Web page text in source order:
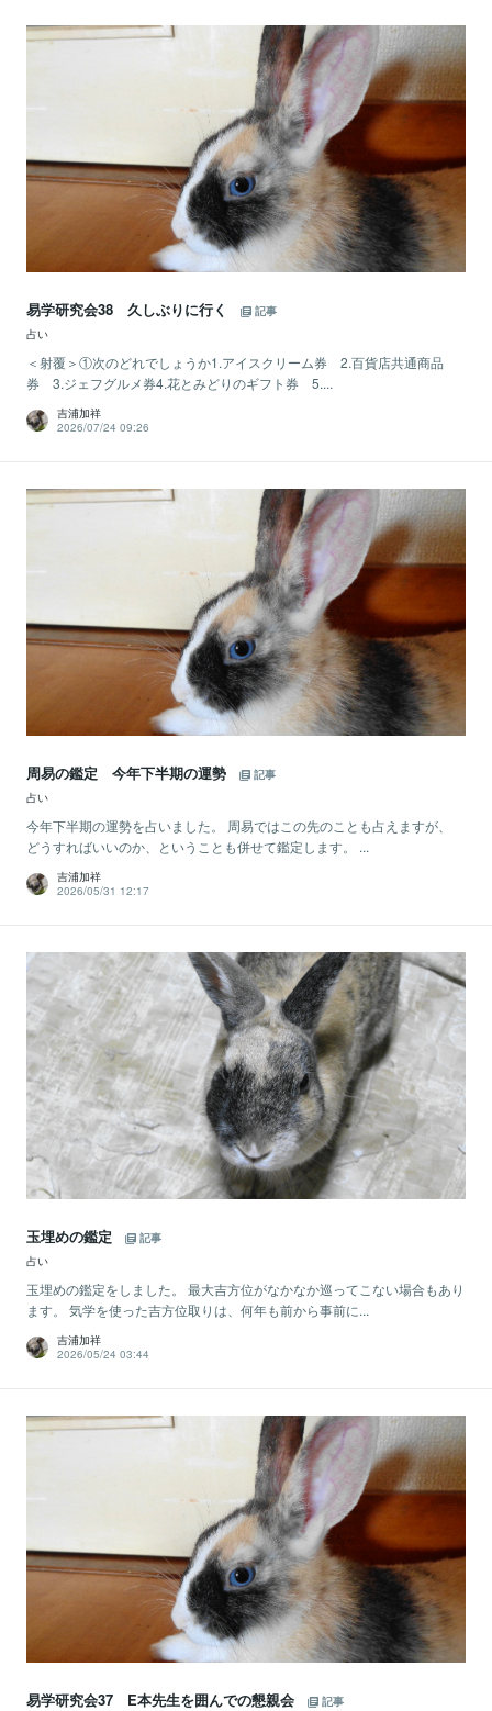
易学研究会38 久しぶりに行く
記事
占い
＜射覆＞①次のどれでしょうか1.アイスクリーム券 2.百貨店共通商品
券 3.ジェフグルメ券4.花とみどりのギフト券 5....
吉浦加祥
2026/07/24 09:26
周易の鑑定 今年下半期の運勢
記事
占い
今年下半期の運勢を占いました。 周易ではこの先のことも占えますが、
どうすればいいのか、ということも併せて鑑定します。 ...
吉浦加祥
2026/05/31 12:17
玉埋めの鑑定
記事
占い
玉埋めの鑑定をしました。 最大吉方位がなかなか巡ってこない場合もあり
ます。 気学を使った吉方位取りは、何年も前から事前に...
吉浦加祥
2026/05/24 03:44
易学研究会37 E本先生を囲んでの懇親会
記事